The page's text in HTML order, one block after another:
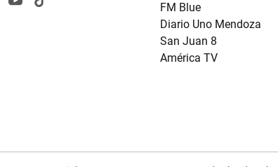
FM Blue
Diario Uno Mendoza
San Juan 8
América TV